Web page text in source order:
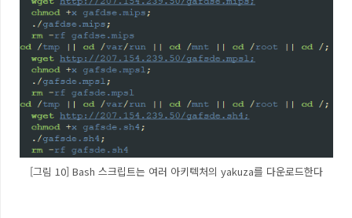
[그림 10] Bash 스크립트는 여러 아키텍처의 yakuza를 다운로드한다